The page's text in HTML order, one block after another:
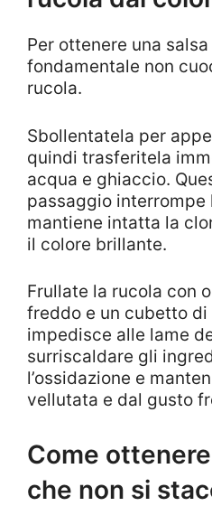
Per ottenere una
fondamentale non
rucola.
Sbollentatela per
quindi trasferitela
acqua e ghiaccio.
passaggio interrompe
mantiene intatta la
il colore brillante.
Frullate la rucola con
freddo e un cubetto
impedisce alle lame
surriscaldare gli
l’ossidazione e
vellutata e dal gusto
Come
che non si